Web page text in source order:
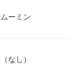
ムーミン
（なし）